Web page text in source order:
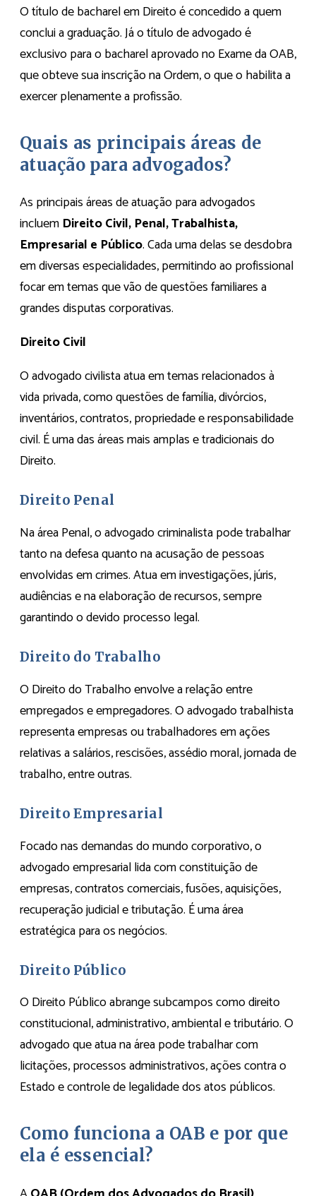
O título de bacharel em Direito é concedido a quem
conclui a graduação. Já o título de advogado é
exclusivo para o bacharel aprovado no Exame da OAB,
que obteve sua inscrição na Ordem, o que o habilita a
exercer plenamente a profissão.
Quais as principais áreas de
atuação para advogados?
As principais áreas de atuação para advogados
incluem Direito Civil, Penal, Trabalhista,
Empresarial e Público. Cada uma delas se desdobra
em diversas especialidades, permitindo ao profissional
focar em temas que vão de questões familiares a
grandes disputas corporativas.
Direito Civil
O advogado civilista atua em temas relacionados à
vida privada, como questões de família, divórcios,
inventários, contratos, propriedade e responsabilidade
civil. É uma das áreas mais amplas e tradicionais do
Direito.
Direito Penal
Na área Penal, o advogado criminalista pode trabalhar
tanto na defesa quanto na acusação de pessoas
envolvidas em crimes. Atua em investigações, júris,
audiências e na elaboração de recursos, sempre
garantindo o devido processo legal.
Direito do Trabalho
O Direito do Trabalho envolve a relação entre
empregados e empregadores. O advogado trabalhista
representa empresas ou trabalhadores em ações
relativas a salários, rescisões, assédio moral, jornada de
trabalho, entre outras.
Direito Empresarial
Focado nas demandas do mundo corporativo, o
advogado empresarial lida com constituição de
empresas, contratos comerciais, fusões, aquisições,
recuperação judicial e tributação. É uma área
estratégica para os negócios.
Direito Público
O Direito Público abrange subcampos como direito
constitucional, administrativo, ambiental e tributário. O
advogado que atua na área pode trabalhar com
licitações, processos administrativos, ações contra o
Estado e controle de legalidade dos atos públicos.
Como funciona a OAB e por que
ela é essencial?